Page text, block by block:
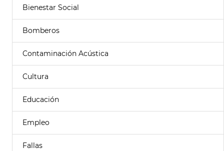
Bienestar Social
Bomberos
Contaminación Acústica
Cultura
Educación
Empleo
Fallas